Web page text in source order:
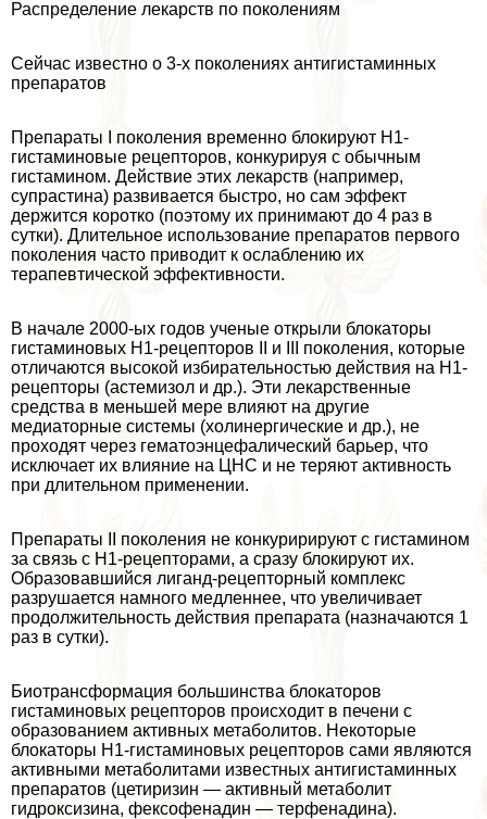
Распределение лекарств по поколениям
Сейчас известно о 3-х поколениях антигистаминных
препаратов
Препараты I поколения временно блокируют Н1-
гистаминовые рецепторов, конкурируя с обычным
гистамином. Действие этих лекарств (например,
супрастина) развивается быстро, но сам эффект
держится коротко (поэтому их принимают до 4 раз в
сутки). Длительное использование препаратов первого
поколения часто приводит к ослаблению их
терапевтической эффективности.
В начале 2000-ых годов ученые открыли блокаторы
гистаминовых H1-рецепторов II и III поколения, которые
отличаются высокой избирательностью действия на Н1-
рецепторы (астемизол и др.). Эти лекарственные
средства в меньшей мере влияют на другие
медиаторные системы (холинергические и др.), не
проходят через гематоэнцефалический барьер, что
исключает их влияние на ЦНС и не теряют активность
при длительном применении.
Препараты II поколения не конкуририруют с гистамином
за связь с Н1-рецепторами, а сразу блокируют их.
Образовавшийся лиганд-рецепторный комплекс
разрушается намного медленнее, что увеличивает
продолжительность действия препарата (назначаются 1
раз в сутки).
Биотрaнcформация большинства блокаторов
гистаминовых рецепторов происходит в печени с
образованием активных метаболитов. Некоторые
блокаторы Н1-гистаминовых рецепторов сами являются
активными метаболитами известных антигистаминных
препаратов (цетиризин — активный метаболит
гидроксизина, фексофенадин — терфенадина).